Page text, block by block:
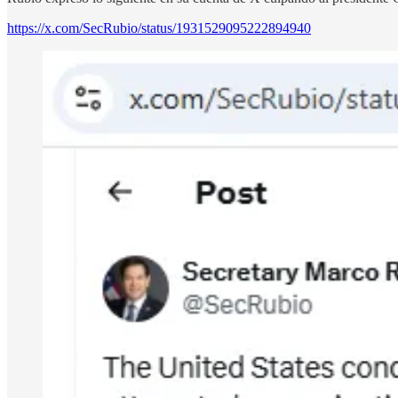
https://x.com/SecRubio/status/1931529095222894940